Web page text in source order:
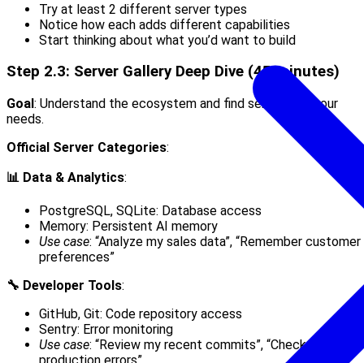
Try at least 2 different server types
Notice how each adds different capabilities
Start thinking about what you’d want to build
Step 2.3: Server Gallery Deep Dive (45 minutes)
Goal: Understand the ecosystem and find servers for your
needs.
Official Server Categories:
📊 Data & Analytics:
PostgreSQL, SQLite: Database access
Memory: Persistent AI memory
Use case: “Analyze my sales data”, “Remember customer
preferences”
🔧 Developer Tools:
GitHub, Git: Code repository access
Sentry: Error monitoring
Use case: “Review my recent commits”, “Check for